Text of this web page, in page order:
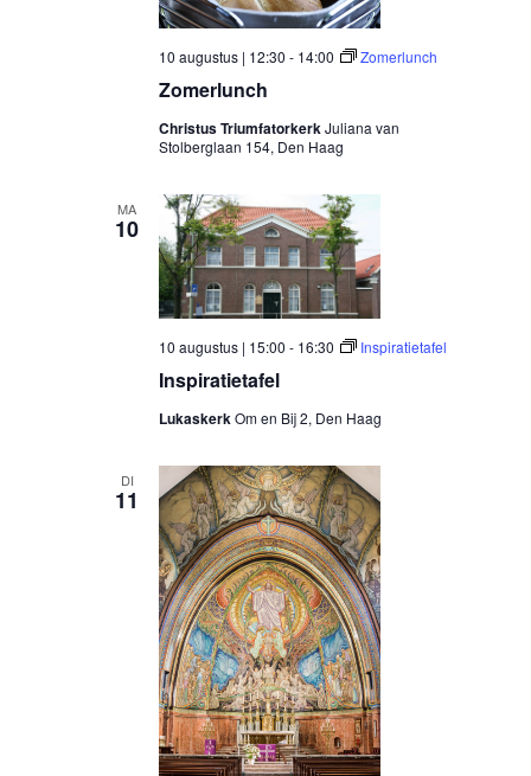
Zomerlunch
10 augustus | 12:30 - 14:00 Zomerlunch
Christus TriumfatorkerkJuliana van
Stolberglaan 154, Den Haag
MA
10
Inspiratietafel
10 augustus | 15:00 - 16:30 Inspiratietafel
LukaskerkOm en Bij 2, Den Haag
DI
11